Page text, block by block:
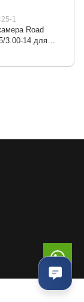
1
Road
3.00-14 для
PitBike, Dirt Bike,
14, 60/100-14,